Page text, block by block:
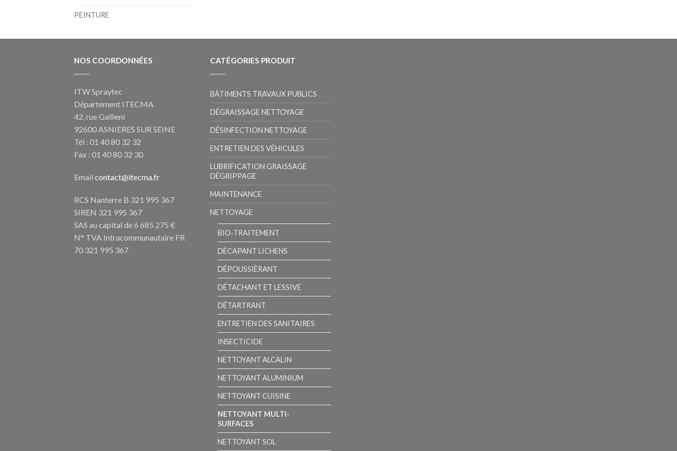
PEINTURE
NOS COORDONNÉES
ITW Spraytec
Département ITECMA
42, rue Gallieni
92600 ASNIERES SUR SEINE
Tél : 01 40 80 32 32
Fax : 01 40 80 32 30
Email contact@itecma.fr
RCS Nanterre B 321 995 367
SIREN 321 995 367
SAS au capital de 6 685 275 €
N° TVA Intracommunautaire FR
70 321 995 367
CATÉGORIES PRODUIT
BÂTIMENTS TRAVAUX PUBLICS
DÉGRAISSAGE NETTOYAGE
DÉSINFECTION NETTOYAGE
ENTRETIEN DES VÉHICULES
LUBRIFICATION GRAISSAGE
DÉGRIPPAGE
MAINTENANCE
NETTOYAGE
BIO-TRAITEMENT
DÉCAPANT LICHENS
DÉPOUSSIÈRANT
DÉTACHANT ET LESSIVE
DÉTARTRANT
ENTRETIEN DES SANITAIRES
INSECTICIDE
NETTOYANT ALCALIN
NETTOYANT ALUMINIUM
NETTOYANT CUISINE
NETTOYANT MULTI-
SURFACES
NETTOYANT SOL